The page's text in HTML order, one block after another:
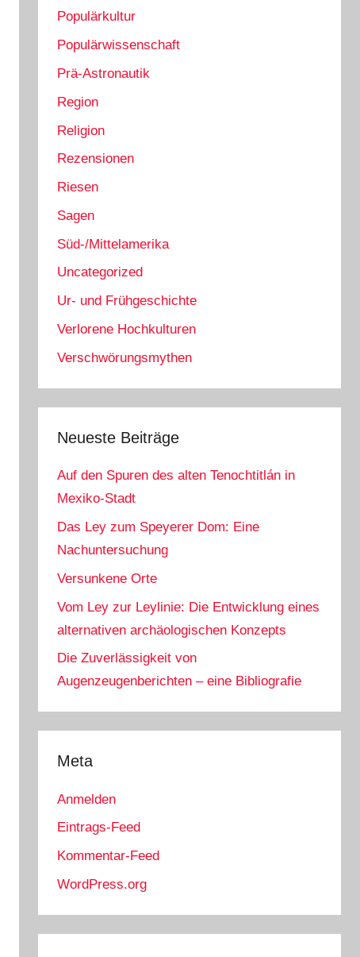
Populärkultur
Populärwissenschaft
Prä-Astronautik
Region
Religion
Rezensionen
Riesen
Sagen
Süd-/Mittelamerika
Uncategorized
Ur- und Frühgeschichte
Verlorene Hochkulturen
Verschwörungsmythen
Neueste Beiträge
Auf den Spuren des alten Tenochtitlán in
Mexiko-Stadt
Das Ley zum Speyerer Dom: Eine
Nachuntersuchung
Versunkene Orte
Vom Ley zur Leylinie: Die Entwicklung eines
alternativen archäologischen Konzepts
Die Zuverlässigkeit von
Augenzeugenberichten – eine Bibliografie
Meta
Anmelden
Eintrags-Feed
Kommentar-Feed
WordPress.org